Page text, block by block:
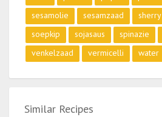
sesamolie
sesamzaad sherry
soepkip
sojasaus spinazie
venkelzaad
vermicelli water
Similar Recipes